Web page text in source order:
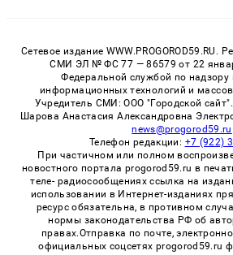
Сетевое издание WWW.PROGOROD59.RU.
СМИ ЭЛ № ФС 77 — 86579 от 22
Федеральной службой по надзору
информационных технологий и
Учредитель СМИ: ООО "Городской
Шарова Анастасия Александровна
news@progorod59.ru
Телефон редакции: +7 (922)
При частичном или полном
новостного портала progorod59.ru в
теле- радиосообщениях ссылка на
использовании в Интернет-изданиях
ресурс обязательна, в противном
нормы законодательства РФ об
правах.Отправка по почте,
официальных соцсетях progorod59.ru